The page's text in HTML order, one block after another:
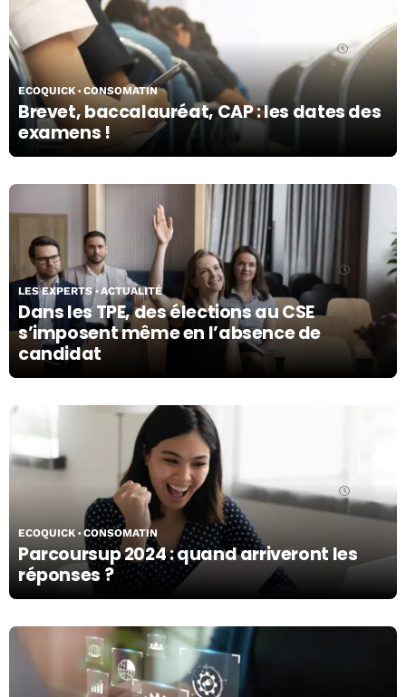
Brevet, baccalauréat, CAP : les dates des
examens !
ECOQUICK CONSOMATIN
06/05/24
Dans les TPE, des élections au CSE
s’imposent même en l’absence de
candidat
LES EXPERTS ACTUALITÉ
07/05/24
Parcoursup 2024 : quand arriveront les
réponses ?
ECOQUICK CONSOMATIN